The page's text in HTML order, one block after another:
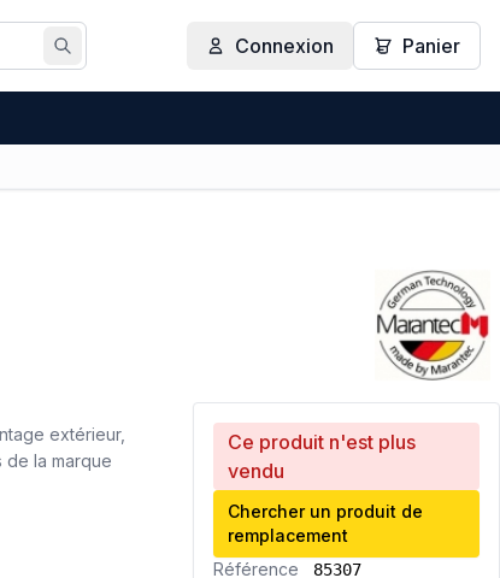
Rechercher
Connexion Panier
Ce produit n'est plus
vendu
Chercher un produit de
remplacement
Référence
85307
extérieur,
de la marque